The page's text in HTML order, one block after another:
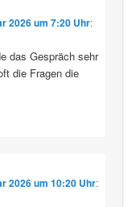
2026 um 7:20 Uhr:
das Gespräch sehr
die Fragen die
2026 um 10:20 Uhr: